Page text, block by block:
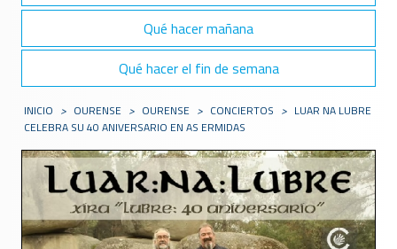
Qué hacer mañana
Qué hacer el fin de semana
INICIO > OURENSE > OURENSE > CONCIERTOS > LUAR NA LUBRE
CELEBRA SU 40 ANIVERSARIO EN AS ERMIDAS